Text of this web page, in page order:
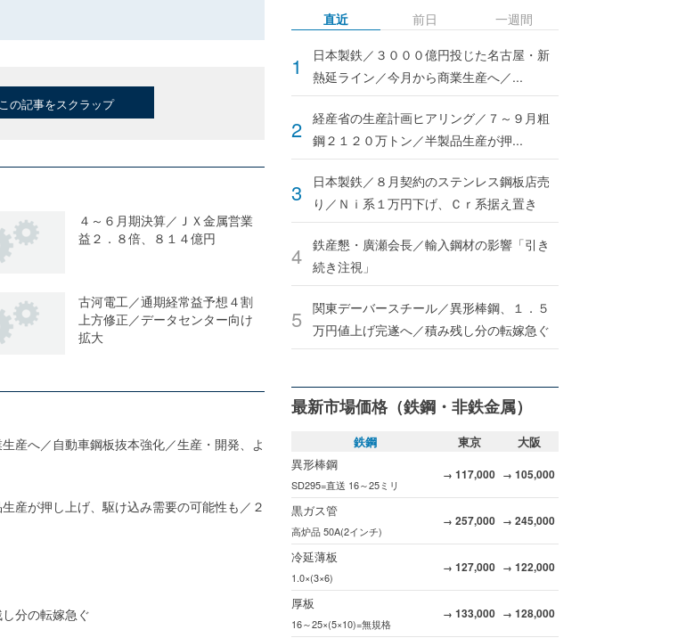
この記事をスクラップ
４～６月期決算／ＪＸ金属営業
益２．８倍、８１４億円
古河電工／通期経常益予想４割
上方修正／データセンター向け
拡大
産へ／自動車鋼板抜本強化／生産・開発、よ
産が押し上げ、駆け込み需要の可能性も／２
分の転嫁急ぐ
直近
日本製鉄／３０００億円投じた名古屋・新
熱延ライン／今月から商業生産へ／...
経産省の生産計画ヒアリング／７～９月粗
鋼２１２０万トン／半製品生産が押...
日本製鉄／８月契約のステンレス鋼板店売
り／Ｎｉ系１万円下げ、Ｃｒ系据え置き
鉄産懇・廣瀬会長／輸入鋼材の影響「引き
続き注視」
関東デーバースチール／異形棒鋼、１．５
万円値上げ完遂へ／積み残し分の転嫁急ぐ
前日 一週間
最新市場価格（鉄鋼・非鉄金属）
鉄鋼 東京
大阪
異形棒鋼
SD295=直送 16～25ミリ
→ 117,000 → 105,000
黒ガス管
高炉品 50A(2インチ)
→ 257,000 → 245,000
冷延薄板
1.0×(3×6)
→ 127,000 → 122,000
厚板
16～25×(5×10)=無規格
→ 133,000 → 128,000